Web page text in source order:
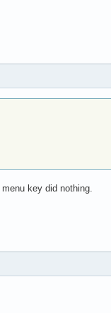
key did nothing.